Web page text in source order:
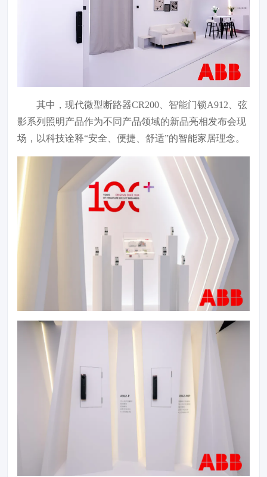
其中，现代微型断路器CR200、智能门锁A912、弦
影系列照明产品作为不同产品领域的新品亮相发布会现
场，以科技诠释“安全、便捷、舒适”的智能家居理念。